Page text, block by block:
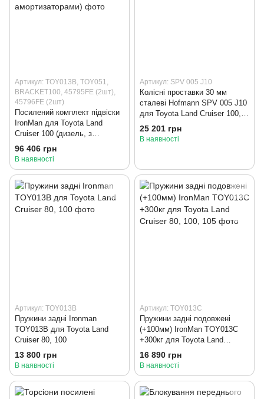
Артикул: TOY013B, TOY051,
BRACKET100, 45795FE (2шт),
45796FE (2шт)
Посилений комплект підвіски
IronMan для Toyota Land
Cruiser 100 (дизель, з
посиленими масляними
амортизаторами)
96 406 грн
В наявності
Артикул: SPV 005 J10
Колісні проставки 30 мм
сталеві Hofmann SPV 005 J10
для Toyota Land Cruiser 100,
105, Lexus LX470
25 201 грн
В наявності
Артикул: TOY013B
Пружини задні Ironman
TOY013B для Toyota Land
Cruiser 80, 100
13 800 грн
В наявності
Артикул: TOY013C
Пружини задні подовжені
(+100мм) IronMan TOY013C
+300кг для Toyota Land
Cruiser 80, 100, 105
16 890 грн
В наявності